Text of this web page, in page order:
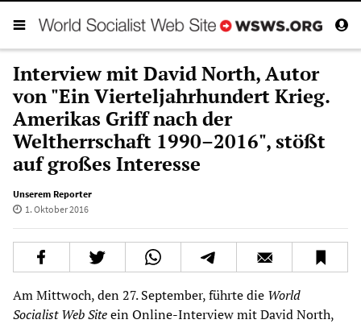
Interview mit David North, Autor
von "Ein Vierteljahrhundert Krieg.
Amerikas Griff nach der
Weltherrschaft 1990–2016", stößt
auf großes Interesse
Unserem Reporter
1. Oktober 2016
Am Mittwoch, den 27. September, führte die World
Socialist Web Siteein Online-Interview mit David North,